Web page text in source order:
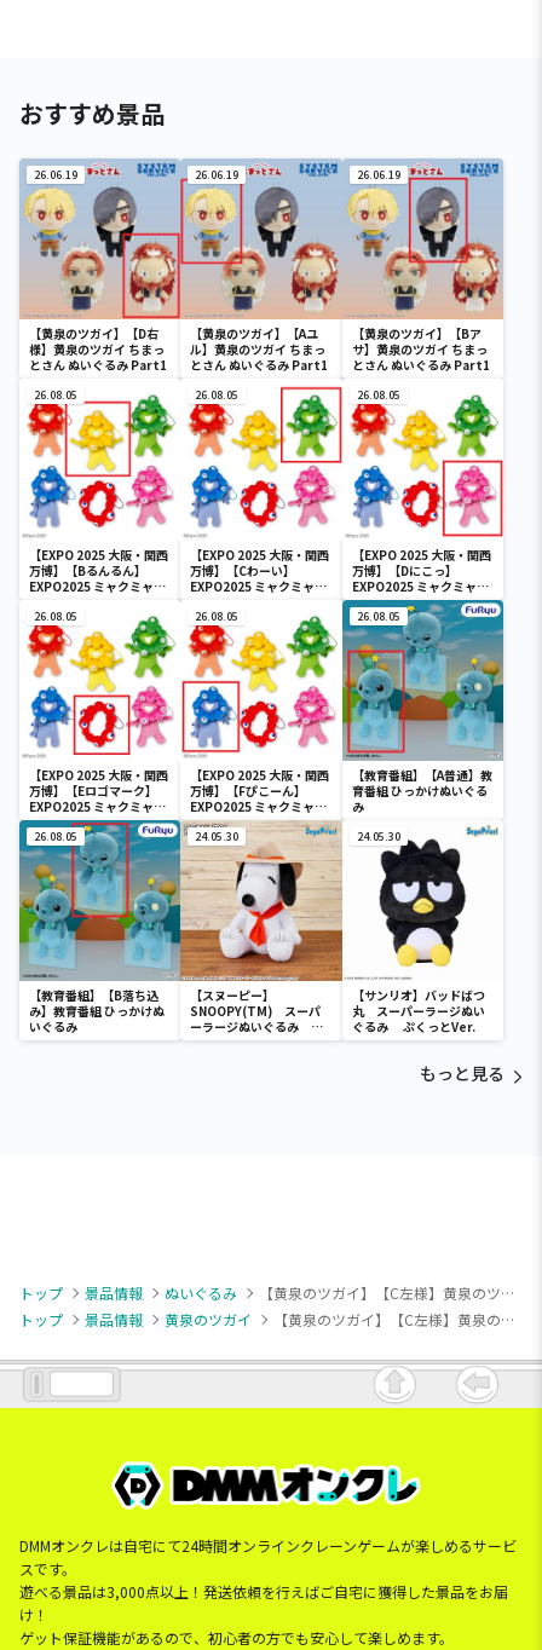
おすすめ景品
26.06.19
【黄泉のツガイ】【D右
様】黄泉のツガイ ちまっ
とさん ぬいぐるみ Part1
26.06.19
【黄泉のツガイ】【Aユ
ル】黄泉のツガイ ちまっ
とさん ぬいぐるみ Part1
26.06.19
【黄泉のツガイ】【Bア
サ】黄泉のツガイ ちまっ
とさん ぬいぐるみ Part1
26.08.05
【EXPO 2025 大阪・関西
万博】【Bるんるん】
EXPO2025 ミャクミャク
ぐるみ
26.08.05
【EXPO 2025 大阪・関西
万博】【Cわーい】
EXPO2025 ミャクミャク
ぐるみ
26.08.05
【EXPO 2025 大阪・関西
万博】【Dにこっ】
EXPO2025 ミャクミャク
カラフルゴム紐付きぬい
ぐるみ
26.08.05
【EXPO 2025 大阪・関西
万博】【Eロゴマーク】
EXPO2025 ミャクミャク
カラフルゴム紐付きぬい
ぐるみ
26.08.05
【EXPO 2025 大阪・関西
万博】【Fぴこーん】
EXPO2025 ミャクミャク
カラフルゴム紐付きぬい
ぐるみ
26.08.05
【教育番組】【A普通】教
育番組 ひっかけぬいぐる
み
26.08.05
【教育番組】【B落ち込
み】教育番組 ひっかけぬ
いぐるみ
24.05.30
【スヌーピー】
SNOOPY(TM) スーパ
ーラージぬいぐるみ ビ
ーグル・スカウト
24.05.30
【サンリオ】バッドばつ
丸 スーパーラージぬい
ぐるみ ぷくっとVer.
もっと見る
トップ 景品情報 ぬいぐるみ
【黄泉のツガイ】【C左様】黄泉のツガイ ちまっとさん ぬいぐるみ Part1
トップ
景品情報 黄泉のツガイ 【黄泉のツガイ】【C左様】黄泉のツガイ ちまっとさん ぬいぐるみ Part1
DMMオンクレは自宅にて24時間オンラインクレーンゲームが楽しめるサービ
スです。
遊べる景品は3,000点以上！発送依頼を行えばご自宅に獲得した景品をお届
け！
ゲット保証機能があるので、初心者の方でも安心して楽しめます。